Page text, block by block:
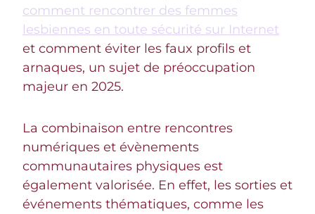
comment rencontrer des femmes
lesbiennes en toute sécurité sur Internet
et comment éviter les faux profils et
arnaques, un sujet de préoccupation
majeur en 2025.
La combinaison entre rencontres
numériques et évènements
communautaires physiques est
également valorisée. En effet, les sorties et
événements thématiques, comme les